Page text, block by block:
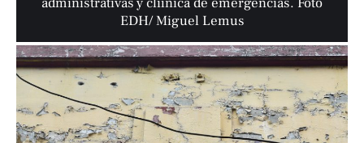
EDH/ Miguel Lemus